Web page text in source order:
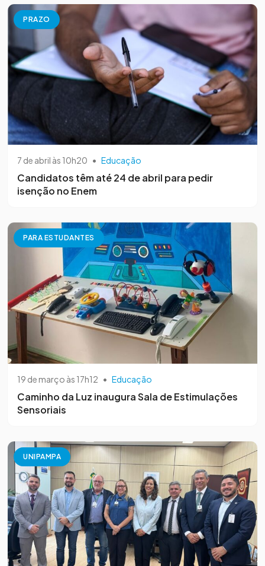
PRAZO
7 de abril às 10h20 • Educação
Candidatos têm até 24 de abril para pedir
isenção no Enem
PARA ESTUDANTES
19 de março às 17h12 • Educação
Caminho da Luz inaugura Sala de Estimulações
Sensoriais
UNIPAMPA